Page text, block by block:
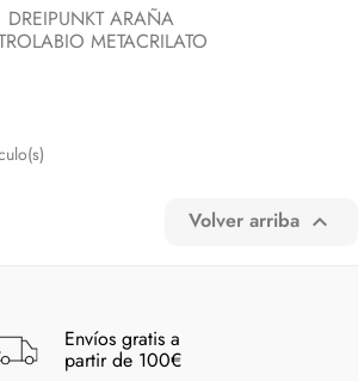
DREIPUNKT ARAÑA
METACRILATO
Volver arriba 
Envíos gratis a
partir de 100€